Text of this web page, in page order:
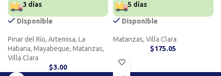
3 días
Disponible
Pinar del Río, Artemisa, La
Habana, Mayabeque, Matanzas,
Villa Clara
$3.00
5 días
Disponible
Matanzas, Villa Clara
$175.05